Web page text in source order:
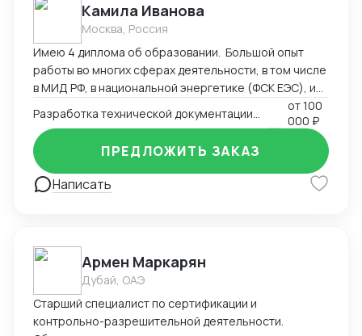
Камила Иванова
Москва, Россия
Имею 4 диплома об образовании. Большой опыт
работы во многих сферах деятельности, в том числе
в МИД РФ, в национальной энергетике (ФСК ЕЭС), и
максимальный опыт работы в регистрации
медицинских изделий, более 9 лет. Пишу
техническую документацию, инструкции, создаю
маркировку в соответствии с национальными
стандартами, ввожу изделия в оборот
(Росздравнадзор). Могу быть полезна также в
лаборатория и сертификационный центр.
от100
000 ₽
Написать
ПРЕДЛОЖИТЬ ЗАКАЗ
Армен Маркарян
Дубай, ОАЭ
Старший специалист по сертификации и
контрольно-разрешительной деятельности.